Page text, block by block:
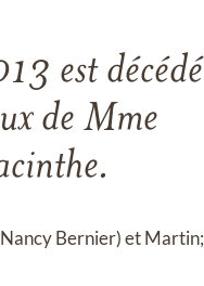
est décédé
de Mme
Bernier) et Martin;